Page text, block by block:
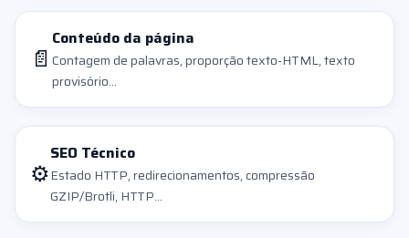
📄
Conteúdo da página
Contagem de palavras, proporção texto-HTML, texto
provisório...
⚙️
SEO Técnico
Estado HTTP, redirecionamentos, compressão
GZIP/Brotli, HTTP...